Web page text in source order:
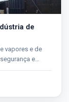
de
vapores e de
e